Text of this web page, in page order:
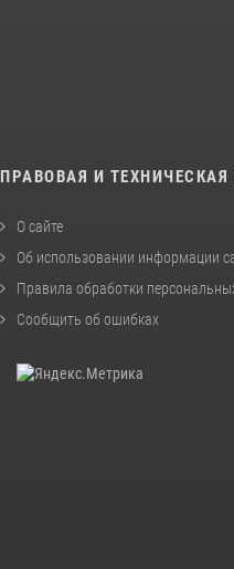
ПРАВОВАЯ И
О сайте
Об использовании информации
Правила обработки
Сообщить об ошибках